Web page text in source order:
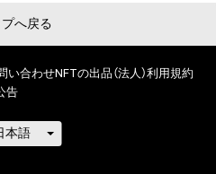
of the object.
as a human being.
by the urge to create
プへ戻る
い合わせNFTの出品（法人）利用規約
告